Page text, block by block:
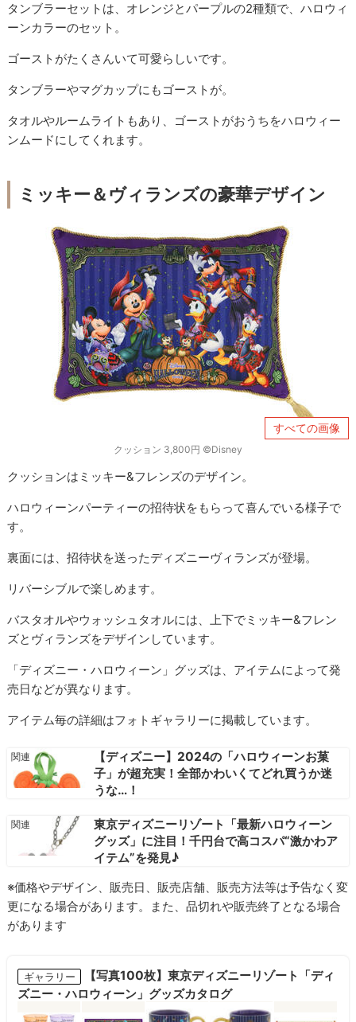
タンブラーセットは、オレンジとパープルの2種類で、ハロウィ
ーンカラーのセット。
ゴーストがたくさんいて可愛らしいです。
タンブラーやマグカップにもゴーストが。
タオルやルームライトもあり、ゴーストがおうちをハロウィー
ンムードにしてくれます。
ミッキー＆ヴィランズの豪華デザイン
すべての画像
クッション 3,800円 ©Disney
クッションはミッキー&フレンズのデザイン。
ハロウィーンパーティーの招待状をもらって喜んでいる様子で
す。
裏面には、招待状を送ったディズニーヴィランズが登場。
リバーシブルで楽しめます。
バスタオルやウォッシュタオルには、上下でミッキー&フレン
ズとヴィランズをデザインしています。
「ディズニー・ハロウィーン」グッズは、アイテムによって発
売日などが異なります。
アイテム毎の詳細はフォトギャラリーに掲載しています。
【ディズニー】2024の「ハロウィーンお菓
子」が超充実！全部かわいくてどれ買うか迷
うな…！
東京ディズニーリゾート「最新ハロウィーン
グッズ」に注目！千円台で高コスパ“激かわア
イテム”を発見♪
※価格やデザイン、販売日、販売店舗、販売方法等は予告なく変
更になる場合があります。また、品切れや販売終了となる場合
があります
ギャラリー
【写真100枚】東京ディズニーリゾート「ディ
ズニー・ハロウィーン」グッズカタログ